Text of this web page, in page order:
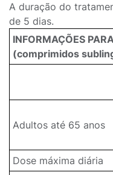
A duração do
de 5 dias.
INFORMAÇÕES
(comprimidos
Adultos até 65 anos
Dose máxima diária